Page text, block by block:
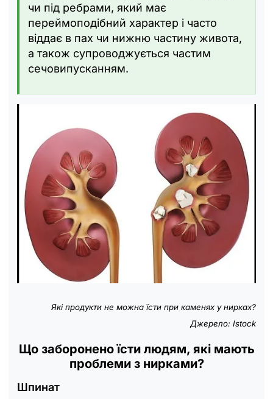
чи під ребрами, який має
переймоподібний характер і часто
віддає в пах чи нижню частину живота,
а також супроводжується частим
сечовипусканням.
Які продукти не можна їсти при каменях у нирках?
Джерело: Istock
Що заборонено їсти людям, які мають
проблеми з нирками?
Шпинат